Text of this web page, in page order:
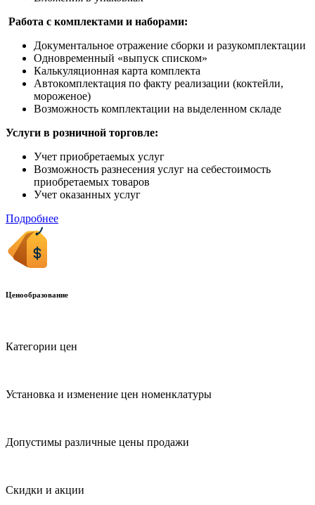
Работа с комплектами и наборами:
Документальное отражение сборки и разукомплектации
Одновременный «выпуск списком»
Калькуляционная карта комплекта
Автокомплектация по факту реализации (коктейли,
мороженое)
Возможность комплектации на выделенном складе
Услуги в розничной торговле:
Учет приобретаемых услуг
Возможность разнесения услуг на себестоимость
приобретаемых товаров
Учет оказанных услуг
Подробнее
Ценообразование
Категории цен
Установка и изменение цен номенклатуры
Допустимы различные цены продажи
Скидки и акции